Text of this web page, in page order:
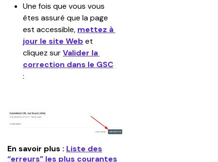
Une fois que vous vous
êtes assuré que la page
est accessible, mettez à
jour le site Web et
cliquez sur Valider la
correction dans le GSC
:
En savoir plus : Liste des
“erreurs” les plus courantes